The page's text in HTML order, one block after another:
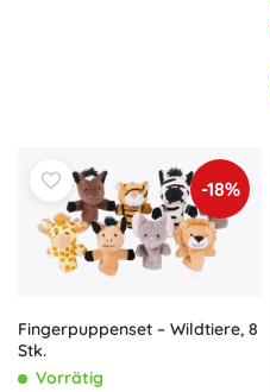
-18%
Fingerpuppenset – Wildtiere, 8
Stk.
Vorrätig